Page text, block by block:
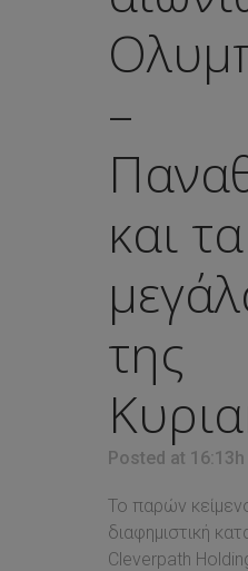
–
και τα
της
Posted at 16:13h
Το παρών
διαφημιστική
Cleverpath